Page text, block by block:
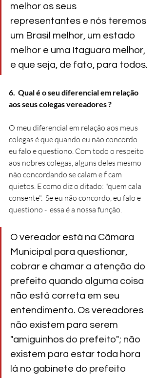
melhor os seus
representantes e nós teremos
um Brasil melhor, um estado
melhor e uma Itaguara melhor,
e que seja, de fato, para todos.
6.  Qual é o seu diferencial em relação
aos seus colegas vereadores ?
O meu diferencial em relação aos meus
colegas é que quando eu não concordo
eu falo e questiono. Com todo o respeito
aos nobres colegas, alguns deles mesmo
não concordando se calam e ficam
quietos. E como diz o ditado: "quem cala
consente".  Se eu não concordo, eu falo e
questiono -  essa é a nossa função.
O vereador está na Câmara
Municipal para questionar,
cobrar e chamar a atenção do
prefeito quando alguma coisa
não está correta em seu
entendimento. Os vereadores
não existem para serem
"amiguinhos do prefeito"; não
existem para estar toda hora
lá no gabinete do prefeito